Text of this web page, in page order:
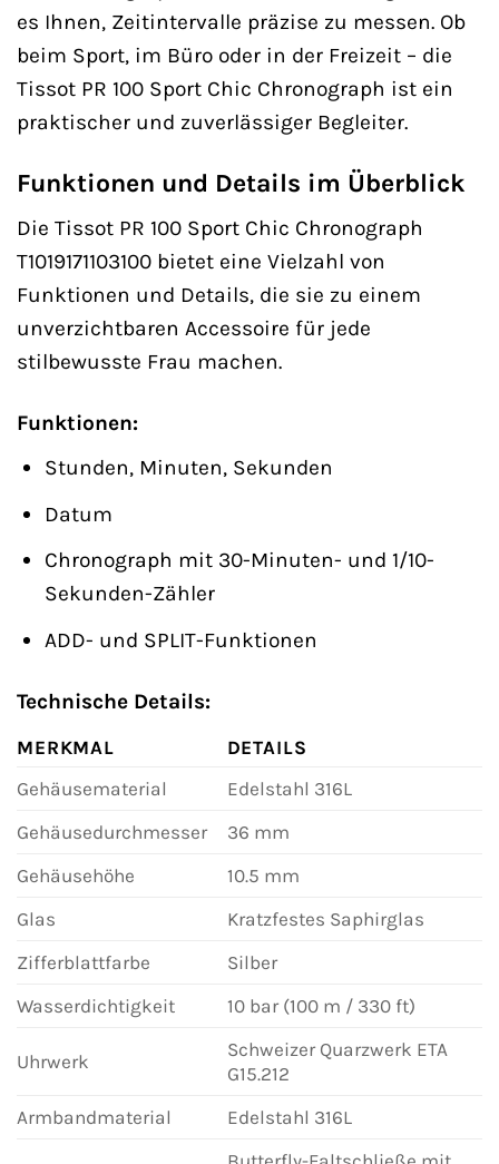
es Ihnen, Zeitintervalle präzise zu messen. Ob
beim Sport, im Büro oder in der Freizeit – die
Tissot PR 100 Sport Chic Chronograph ist ein
praktischer und zuverlässiger Begleiter.
Funktionen und Details im Überblick
Die Tissot PR 100 Sport Chic Chronograph
T1019171103100 bietet eine Vielzahl von
Funktionen und Details, die sie zu einem
unverzichtbaren Accessoire für jede
stilbewusste Frau machen.
Funktionen:
Stunden, Minuten, Sekunden
Datum
Chronograph mit 30-Minuten- und 1/10-
Sekunden-Zähler
ADD- und SPLIT-Funktionen
Technische Details:
MERKMAL
DETAILS
Gehäusematerial
Edelstahl 316L
Gehäusedurchmesser
36 mm
Gehäusehöhe
10.5 mm
Glas
Kratzfestes Saphirglas
Zifferblattfarbe
Silber
Wasserdichtigkeit
10 bar (100 m / 330 ft)
Uhrwerk
Schweizer Quarzwerk ETA
G15.212
Armbandmaterial
Edelstahl 316L